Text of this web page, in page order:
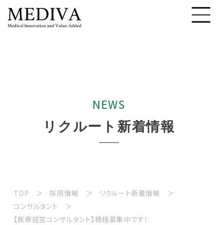
NEWS
リ クルー ト 新着情報
TOP 採用情報
リクルート新着情報
コンサルタント
【医療経営コンサルタント】積極募集中です！